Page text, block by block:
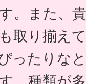
。また、
取り揃え
ったりな